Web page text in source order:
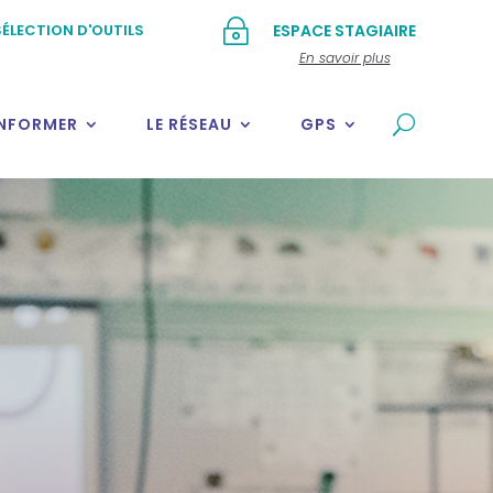
~ ESPACE STAGIAIRE
En savoir plus
D'OUTILS
LE RÉSEAU GPS